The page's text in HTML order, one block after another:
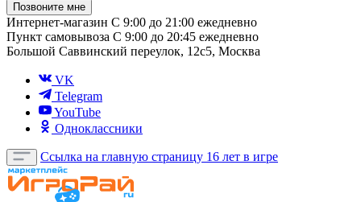
Позвоните мне
Интернет-магазин С 9:00 до 21:00 ежедневно
Пункт самовывоза С 9:00 до 20:45 ежедневно
Большой Саввинский переулок, 12с5, Москва
VK
Telegram
YouTube
Одноклассники
Ссылка на главную страницу 16 лет в игре